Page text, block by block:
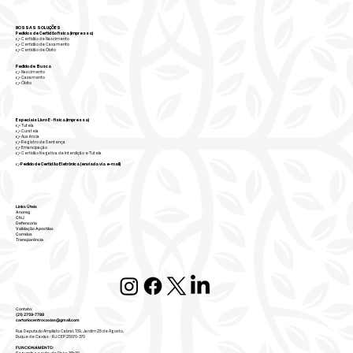
NOSSAS SOLUÇÕES
Pedidos de Certidão física (impressa)
👉 Certidão de Nascimento
👉 Certidão de Casamento
👉 Certidão de Óbito
Pedido de Busca
👉 Nascimento
👉 Casamento
👉 Óbito
Especiais Livro E - física (impressa)
👉 Tutela
👉 Curatela
👉 Ausência
👉 Registro de Sentença
👉 Emancipação
👉 Certidão Negativa de Interdição e Tutela
👉 Pedido de Certidão Eletrônica (enviada via e-mail)
Links Úteis
Anoreg
CNJ
Defensoria
Validação Apostilas
Correios
Transparência
Contato:
(21) 2759-7788
cartoriocentrocaxias@gmail.com
Rua Deputado Ampliato Cabral, 139, Jardim 25 de Agosto,
Duque de Caxias - RJ CEP 25070-370
FUNCIONAMENTO: